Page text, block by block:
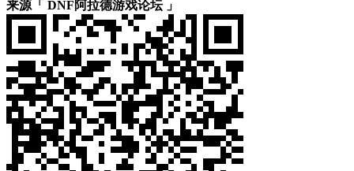
来源「 DNF阿拉德游戏论坛 」